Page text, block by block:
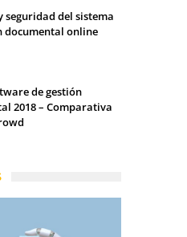
seguridad del sistema
documental online
de gestión
2018 – Comparativa